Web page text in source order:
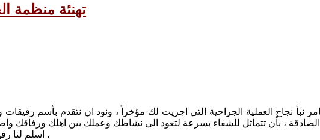
تهنئة منظمة
نبأ نجاح العملية الجراحية التي اجريت لك مؤخراً ، ونود ان نتقدم بأسم رفيقات
اسلم لنا رفيقا مخلصاً ومثابراً وصادقاً وجريئاً ولاتفارق البسمة محياه .